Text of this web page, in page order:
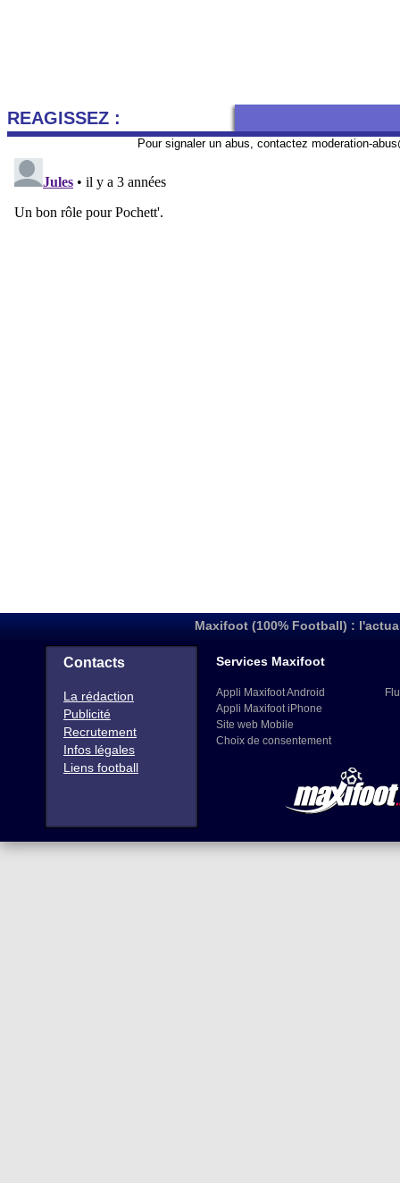
REAGISSEZ :
Pour signaler un abus, contactez moderation-
Maxifoot (100% Football) :
Contacts
La rédaction
Publicité
Recrutement
Infos légales
Liens football
Services Maxifoot
Appli Maxifoot Android
Appli Maxifoot iPhone
Site web Mobile
Choix de consentement